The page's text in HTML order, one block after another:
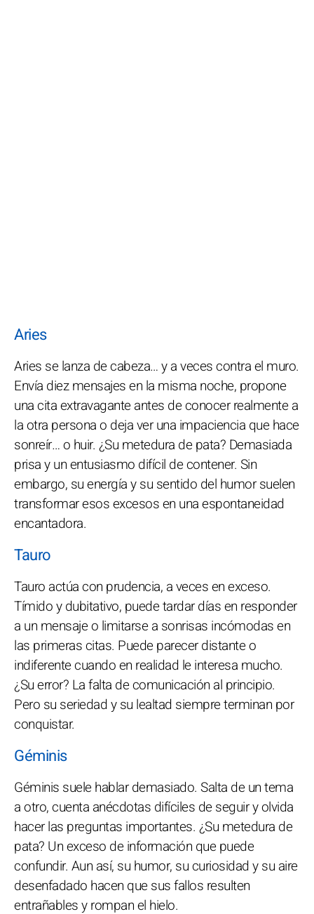
Aries
Aries se lanza de cabeza… y a veces contra el muro.
Envía diez mensajes en la misma noche, propone
una cita extravagante antes de conocer realmente a
la otra persona o deja ver una impaciencia que hace
sonreír… o huir. ¿Su metedura de pata? Demasiada
prisa y un entusiasmo difícil de contener. Sin
embargo, su energía y su sentido del humor suelen
transformar esos excesos en una espontaneidad
encantadora.
Tauro
Tauro actúa con prudencia, a veces en exceso.
Tímido y dubitativo, puede tardar días en responder
a un mensaje o limitarse a sonrisas incómodas en
las primeras citas. Puede parecer distante o
indiferente cuando en realidad le interesa mucho.
¿Su error? La falta de comunicación al principio.
Pero su seriedad y su lealtad siempre terminan por
conquistar.
Géminis
Géminis suele hablar demasiado. Salta de un tema
a otro, cuenta anécdotas difíciles de seguir y olvida
hacer las preguntas importantes. ¿Su metedura de
pata? Un exceso de información que puede
confundir. Aun así, su humor, su curiosidad y su aire
desenfadado hacen que sus fallos resulten
entrañables y rompan el hielo.